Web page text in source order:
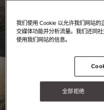
我们使用 Cookie 以允许我们网站
交媒体功能并分析流量。我们还同
使用我们网站的信息。
全部拒绝